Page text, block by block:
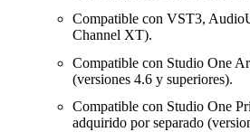
Compatible con VST3,
Channel XT).
Compatible con Studio One
(versiones 4.6 y superiores).
Compatible con Studio One
adquirido por separado